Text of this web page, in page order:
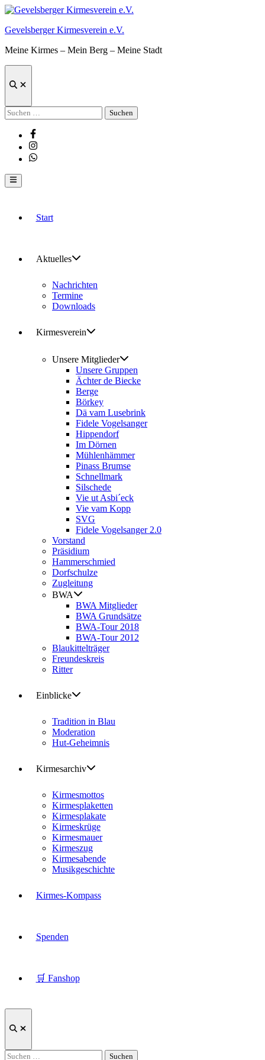
Zum
springen
Gevelsberger Kirmesverein e.V.
Meine Kirmes – Mein Berg – Meine Stadt
Suche
Suchen
nach:
Facebook
Instagram
Whatsapp
Hauptmenü
Start
Aktuelles
Nachrichten
Termine
Downloads
Kirmesverein
Unsere Mitglieder
Unsere Gruppen
Ächter de Biecke
Berge
Börkey
Dä vam Lusebrink
Fidele Vogelsanger
Hippendorf
Im Dörnen
Mühlenhämmer
Pinass Brumse
Schnellmark
Silschede
Vie ut Asbi´eck
Vie vam Kopp
SVG
Fidele Vogelsanger 2.0
Vorstand
Präsidium
Hammerschmied
Dorfschulze
Zugleitung
BWA
BWA Mitglieder
BWA Grundsätze
BWA-Tour 2018
BWA-Tour 2012
Blaukittelträger
Freundeskreis
Ritter
Einblicke
Tradition in Blau
Moderation
Hut-Geheimnis
Kirmesarchiv
Kirmesmottos
Kirmesplaketten
Kirmesplakate
Kirmeskrüge
Kirmesmauer
Kirmeszug
Kirmesabende
Musikgeschichte
Kirmes-Kompass
Spenden
🛒 Fanshop
Suche
Suchen